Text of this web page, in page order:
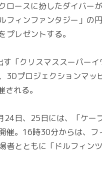
ースに扮したダイバー
フィンファンタジー」の
レゼントする。
「クリスマススーパーイ
3Dプロジェクションマッ
れる。
日、25日には、「ケー
催。16時30分からは、フ
者とともに「ドルフィン